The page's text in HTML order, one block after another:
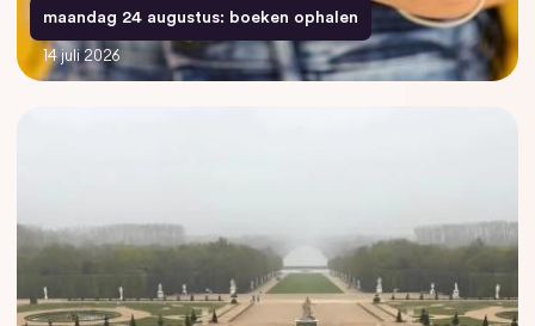
maandag 24 augustus: boeken ophalen
14 juli 2026